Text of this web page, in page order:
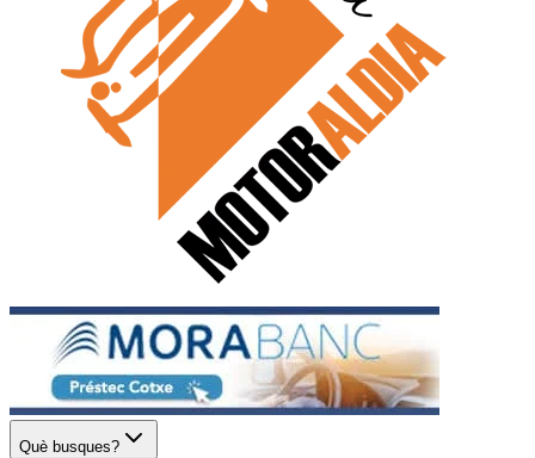
Què busques?